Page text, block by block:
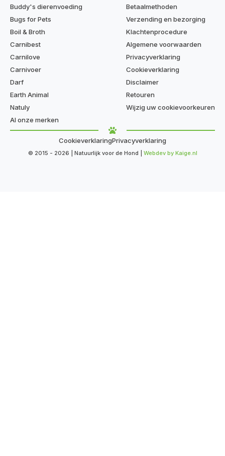
Buddy's dierenvoeding
Bugs for Pets
Boil & Broth
Carnibest
Carnilove
Carnivoer
Darf
Earth Animal
Natuly
Al onze merken
Betaalmethoden
Verzending en bezorging
Klachtenprocedure
Algemene voorwaarden
Privacyverklaring
Cookieverklaring
Disclaimer
Retouren
Wijzig uw cookievoorkeuren
© 2015 - 2026 | Natuurlijk voor de Hond | Webdev by Kaige.nl
CookieverklaringPrivacyverklaring